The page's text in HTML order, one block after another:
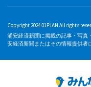
Copyright 2024 01PLAN All rights
浦安経済新聞に掲載の記事・写真
安経済新聞またはその情報提供者